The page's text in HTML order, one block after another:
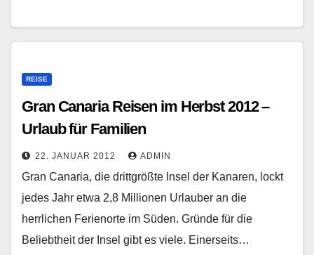
REISE
Gran Canaria Reisen im Herbst 2012 –
Urlaub für Familien
22. JANUAR 2012 ADMIN
Gran Canaria, die drittgrößte Insel der Kanaren, lockt
jedes Jahr etwa 2,8 Millionen Urlauber an die
herrlichen Ferienorte im Süden. Gründe für die
Beliebtheit der Insel gibt es viele. Einerseits…